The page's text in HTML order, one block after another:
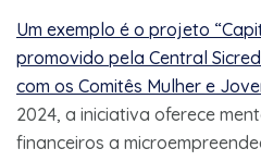
Um exemplo é o projeto
promovido pela Central
com os Comitês Mulher e
2024, a iniciativa oferece
financeiros a